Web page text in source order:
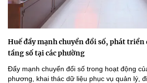
Huế đẩy mạnh chuyển đổi số, phát triển
tầng số tại các phường
Đẩy mạnh chuyển đổi số trong hoạt động
phương, khai thác dữ liệu phục vụ quản lý,